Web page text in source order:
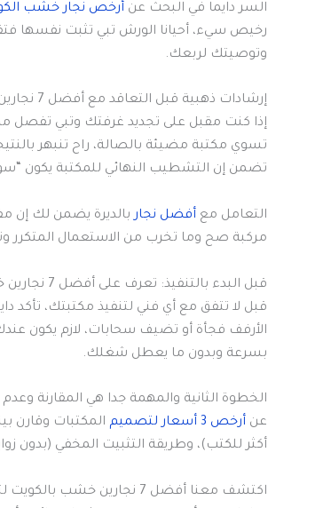
السر دايما في البحث عن أرخص نجار خشب
رخيص سيء، أحيانا الورش تبي تثبت نفسها
وتوصيتك لربعك.
إرشادات ذهبية قبل التعاقد مع أفضل 7 نجارين خشب بالكويت لتصميم مكتبات منزلية
إذا كنت مقبل على تجديد غرفتك وتبي تفصل
تسوي مكتبة مضيئة بالصالة، راح تنبهر
تضمن إن التشطيب النهائي للمكتبة يكون
التعامل مع أفضل نجاربالديرة يضمن لك إن
مركبة صح وما تخرب من الاستعمال المتكرر
قبل البدء بالتنفيذ: تعرف على أفضل 7 نجارين خشب بالكويت لتصميم مكتبات منزلية
قبل لا تتفق مع أي فني لتنفيذ مكتبتك، تأكد
الأرفف فجأة أو تضيف سحابات، لازم يكون
بسرعة وبدون ما يعطل شغلك.
الخطوة الثانية والمهمة جدا هي المقارنة
عن أرخص 3 أسعار لتصميم
أكثر للكتب)، وطريقة التثبيت المخفي (بدون
اكتشف معنا أفضل 7 نجارين خشب بالكويت لتصميم مكتبات منزلية لضمان الجودة